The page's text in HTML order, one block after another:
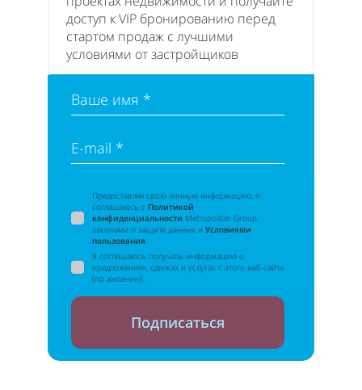
Ваше имя *
E-mail *
Предоставляя свою личную информацию, я
соглашаюсь с Политикой
конфиденциальности Metropolitan Group,
законами о защите данных и Условиями
пользования.
Я соглашаюсь получать информацию о
предложениях, сделках и услугах с этого веб-сайта
(по желанию).
Подписаться
доступ к VIP бронированию перед
стартом продаж с лучшими
условиями от застройщиков